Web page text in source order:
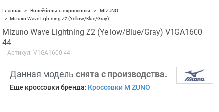
Главная Волейбольные кроссовки
MIZUNO
Mizuno Wave Lightning Z2 (Yellow/Blue/Gray)
Mizuno Wave Lightning Z2 (Yellow/Blue/Gray) V1GA1600
44
Артикул: V1GA1600-44
Данная модель снята с производства.
Еще кроссовки бренда: Кроссовки MIZUNO